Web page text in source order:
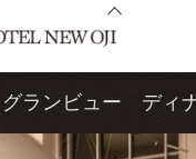
グランビュー ディ